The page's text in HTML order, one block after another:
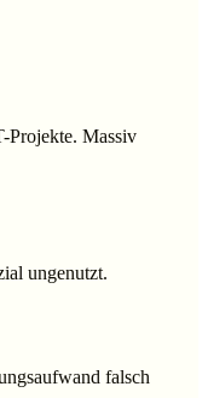
Projekte. Massiv
ungenutzt.
falsch